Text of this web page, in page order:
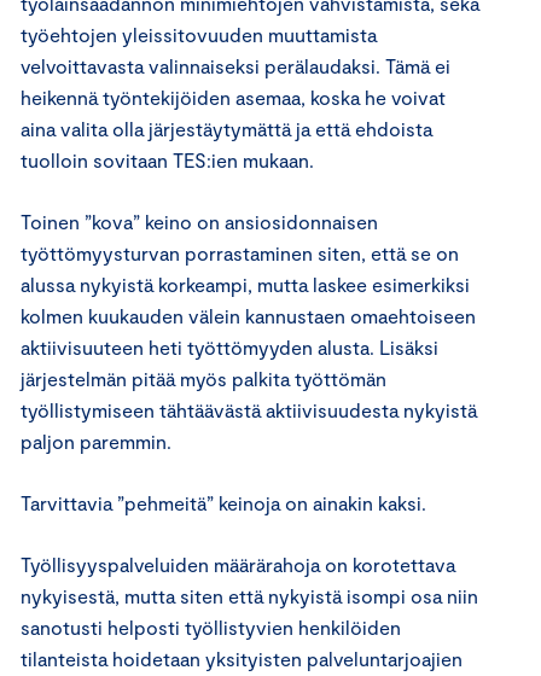
työehtojen yleissitovuuden muuttamista
velvoittavasta valinnaiseksi perälaudaksi. Tämä ei
heikennä työntekijöiden asemaa, koska he voivat
aina valita olla järjestäytymättä ja että ehdoista
tuolloin sovitaan TES:ien mukaan.
Toinen ”kova” keino on ansiosidonnaisen
työttömyysturvan porrastaminen siten, että se on
alussa nykyistä korkeampi, mutta laskee esimerkiksi
kolmen kuukauden välein kannustaen omaehtoiseen
aktiivisuuteen heti työttömyyden alusta. Lisäksi
järjestelmän pitää myös palkita työttömän
työllistymiseen tähtäävästä aktiivisuudesta nykyistä
paljon paremmin.
Tarvittavia ”pehmeitä” keinoja on ainakin kaksi.
Työllisyyspalveluiden määrärahoja on korotettava
nykyisestä, mutta siten että nykyistä isompi osa niin
sanotusti helposti työllistyvien henkilöiden
tilanteista hoidetaan yksityisten palveluntarjoajien